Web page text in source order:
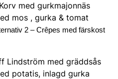
med gurkmajonnäs
mos , gurka & tomat
2 – Crêpes med färskost
Lindström med gräddsås
potatis, inlagd gurka